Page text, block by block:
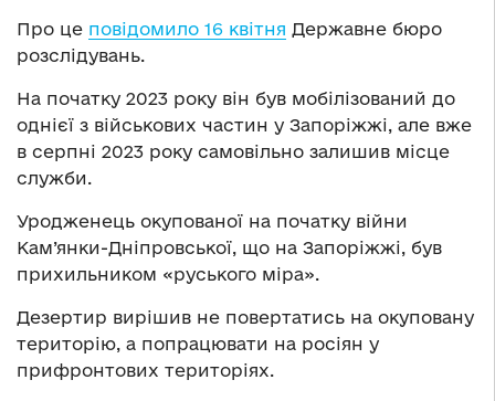
Про це повідомило 16 квітня Державне бюро
розслідувань.
На початку 2023 року він був мобілізований до
однієї з військових частин у Запоріжжі, але вже
в серпні 2023 року самовільно залишив місце
служби.
Уродженець окупованої на початку війни
Кам’янки-Дніпровської, що на Запоріжжі, був
прихильником «руського міра».
Дезертир вирішив не повертатись на окуповану
територію, а попрацювати на росіян у
прифронтових територіях.